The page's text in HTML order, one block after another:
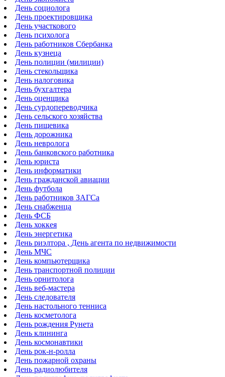
День социолога
День проектировщика
День участкового
День психолога
День работников Сбербанка
День кузнеца
День полиции (милиции)
День стекольщика
День налоговика
День бухгалтера
День оценщика
День сурдопереводчика
День сельского хозяйства
День пищевика
День дорожника
День невролога
День банковского работника
День юриста
День информатики
День гражданской авиации
День футбола
День работников ЗАГСа
День снабженца
День ФСБ
День хоккея
День энергетика
День риэлтора , День агента по недвижимости
День МЧС
День компьютерщика
День транспортной полиции
День орнитолога
День веб-мастера
День следователя
День настольного тенниса
День косметолога
День рождения Рунета
День клининга
День космонавтики
День рок-н-ролла
День пожарной охраны
День радиолюбителя